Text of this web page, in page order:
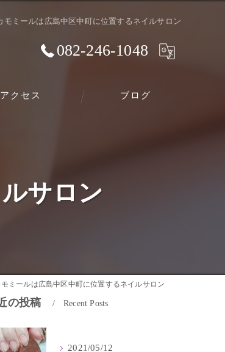
モミールは広島中区中町に位置するネイルサロン
082-246-1048
アクセス ブログ
サロン
モミールは広島中区中町に位置するネイルサロン
の投稿 Recent Posts
2021/05/12